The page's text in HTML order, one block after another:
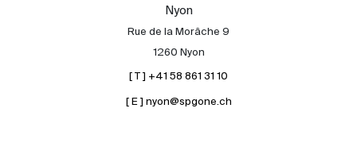
Nyon
Rue de la Morâche 9
1260 Nyon
[ T ] +41 58 861 31 10
[ E ] nyon@spgone.ch